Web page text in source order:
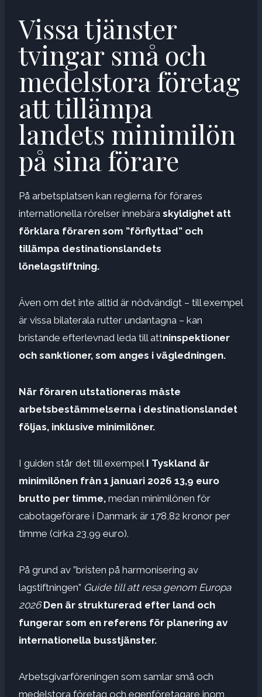
Vissa tjänster
tvingar små och
medelstora företag
att tillämpa
landets minimilön
på sina förare
På arbetsplatsen kan reglerna för förares
internationella rörelser innebära skyldighet att
förklara föraren som ”förflyttad” och
tillämpa destinationslandets
lönelagstiftning.
Även om det inte alltid är nödvändigt – till exempel
är vissa bilaterala rutter undantagna – kan
bristande efterlevnad leda till attninspektioner
och sanktioner, som anges i vägledningen.
När föraren utstationeras måste
arbetsbestämmelserna i destinationslandet
följas, inklusive minimilöner.
I guiden står det till exempel I Tyskland är
minimilönen från 1 januari 2026 13,9 euro
brutto per timme, medan minimilönen för
cabotageförare i Danmark är 178,82 kronor per
timme (cirka 23,99 euro).
På grund av ”bristen på harmonisering av
lagstiftningen” Guide till att resa genom Europa
2026 Den är strukturerad efter land och
fungerar som en referens för planering av
internationella busstjänster.
Arbetsgivarföreningen som samlar små och
medelstora företag och egenföretagare inom